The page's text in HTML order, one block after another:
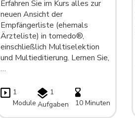
Erfahren Sie im Kurs alles zur
neuen Ansicht der
Empfängerliste (ehemals
Ärzteliste) in tomedo®,
einschließlich Multiselektion
und Multieditierung. Lernen Sie,
…
1
Module
1
Aufgaben
10 Minuten